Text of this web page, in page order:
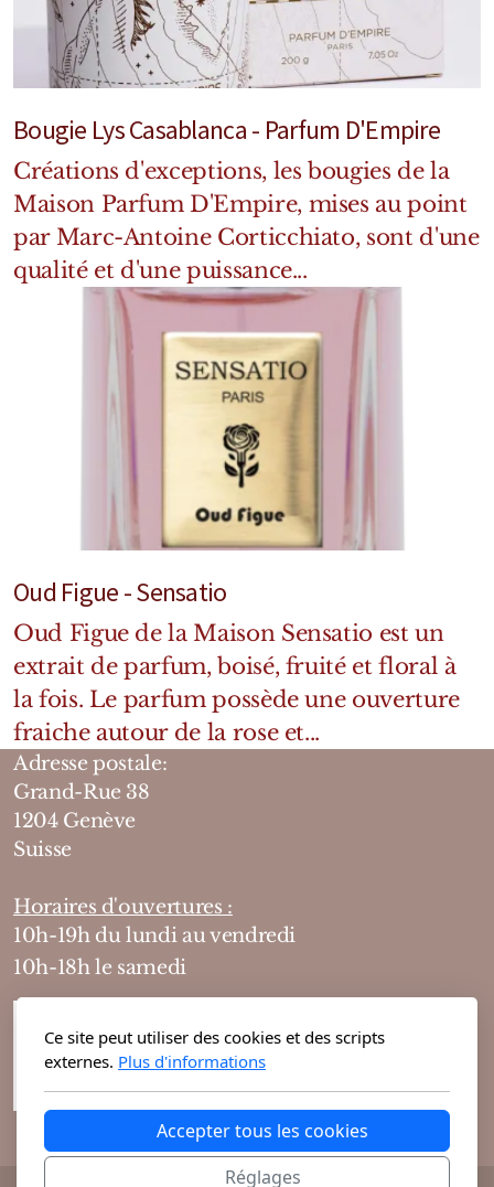
Bougie Lys Casablanca - Parfum D'Empire
Créations d'exceptions, les bougies de la
Maison Parfum D'Empire, mises au point
par Marc-Antoine Corticchiato, sont d'une
qualité et d'une puissance...
Oud Figue - Sensatio
Oud Figue de la Maison Sensatio est un
extrait de parfum, boisé, fruité et floral à
la fois. Le parfum possède une ouverture
fraiche autour de la rose et...
Adresse postale:
Grand-Rue 38
1204 Genève
Suisse
Horaires d'ouvertures :
10h-19h du lundi au vendredi
10h-18h le samedi
Ce site peut utiliser des cookies et des scripts
externes. Plus d'informations
Accepter tous les cookies
Réglages